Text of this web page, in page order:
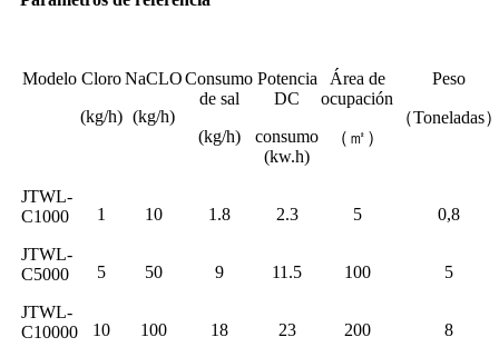
Modelo Cloro
(kg/h)
NaCLO
(kg/h)
Consumo
de sal
(kg/h)
Potencia
DC
consumo
(kw.h)
Área de
ocupación
（㎡）
Peso
（Toneladas
JTWL-
C1000
1 10 1.8 2.3 5 0,8
JTWL-
C5000
5 50 9 11.5 100 5
JTWL-
C10000
10 100 18 23 200 8